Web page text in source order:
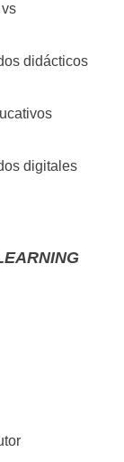
didácticos
digitales